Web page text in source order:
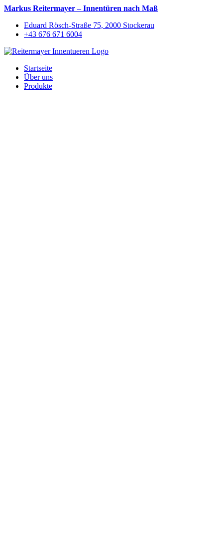
Markus Reitermayer – Innentüren nach Maß
Eduard Rösch-Straße 75, 2000 Stockerau
+43 676 671 6004
Startseite
Über uns
Produkte